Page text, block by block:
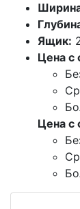
Ящик:
Цена
Цена